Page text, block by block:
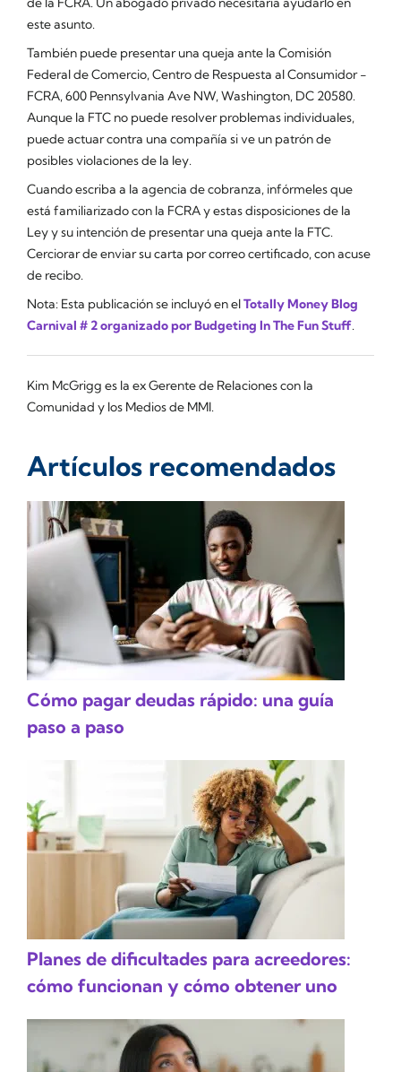
este asunto.
También puede presentar una queja ante la Comisión
Federal de Comercio, Centro de Respuesta al Consumidor -
FCRA, 600 Pennsylvania Ave NW, Washington, DC 20580.
Aunque la FTC no puede resolver problemas individuales,
puede actuar contra una compañía si ve un patrón de
posibles violaciones de la ley.
Cuando escriba a la agencia de cobranza, infórmeles que
está familiarizado con la FCRA y estas disposiciones de la
Ley y su intención de presentar una queja ante la FTC.
Cerciorar de enviar su carta por correo certificado, con acuse
de recibo.
Nota: Esta publicación se incluyó en elTotally Money Blog
Carnival # 2 organizado por Budgeting In The Fun Stuff.
Kim McGrigg es la ex Gerente de Relaciones con la
Comunidad y los Medios de MMI.
Artículos recomendados
Cómo pagar deudas rápido: una guía
paso a paso
Planes de dificultades para acreedores:
cómo funcionan y cómo obtener uno